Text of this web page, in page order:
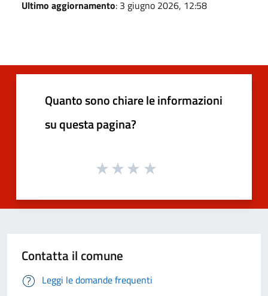
Ultimo aggiornamento: 3 giugno 2026, 12:58
Quanto sono chiare le informazioni
su questa pagina?
Contatta il comune
Leggi le domande frequenti